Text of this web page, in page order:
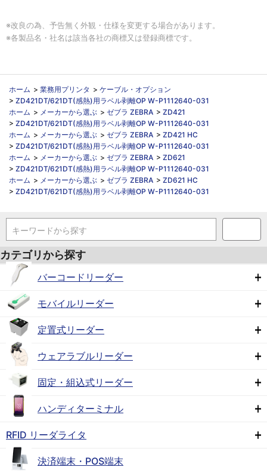
※改良の為、予告無く外観・仕様を変更する場合があります。
※各製品名・社名は該当各社の商標又は登録商標です。
ホーム > 業務用プリンタ > ケーブル・オプション
> ZD421DT/621DT(感熱)用ラベル剥離OP W-P1112640-031
ホーム > メーカーから選ぶ > ゼブラ ZEBRA > ZD421
> ZD421DT/621DT(感熱)用ラベル剥離OP W-P1112640-031
ホーム > メーカーから選ぶ > ゼブラ ZEBRA > ZD421 HC
> ZD421DT/621DT(感熱)用ラベル剥離OP W-P1112640-031
ホーム > メーカーから選ぶ > ゼブラ ZEBRA > ZD621
> ZD421DT/621DT(感熱)用ラベル剥離OP W-P1112640-031
ホーム > メーカーから選ぶ > ゼブラ ZEBRA > ZD621 HC
> ZD421DT/621DT(感熱)用ラベル剥離OP W-P1112640-031
キーワードから探す
カテゴリから探す
バーコードリーダー
モバイルリーダー
定置式リーダー
ウェアラブルリーダー
固定・組込式リーダー
ハンディターミナル
RFID リーダライタ
決済端末・POS端末